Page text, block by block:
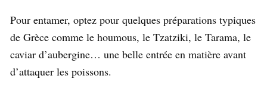
Pour entamer, optez pour quelques préparations typiques
de Grèce comme le houmous, le Tzatziki, le Tarama, le
caviar d’aubergine… une belle entrée en matière avant
d’attaquer les poissons.